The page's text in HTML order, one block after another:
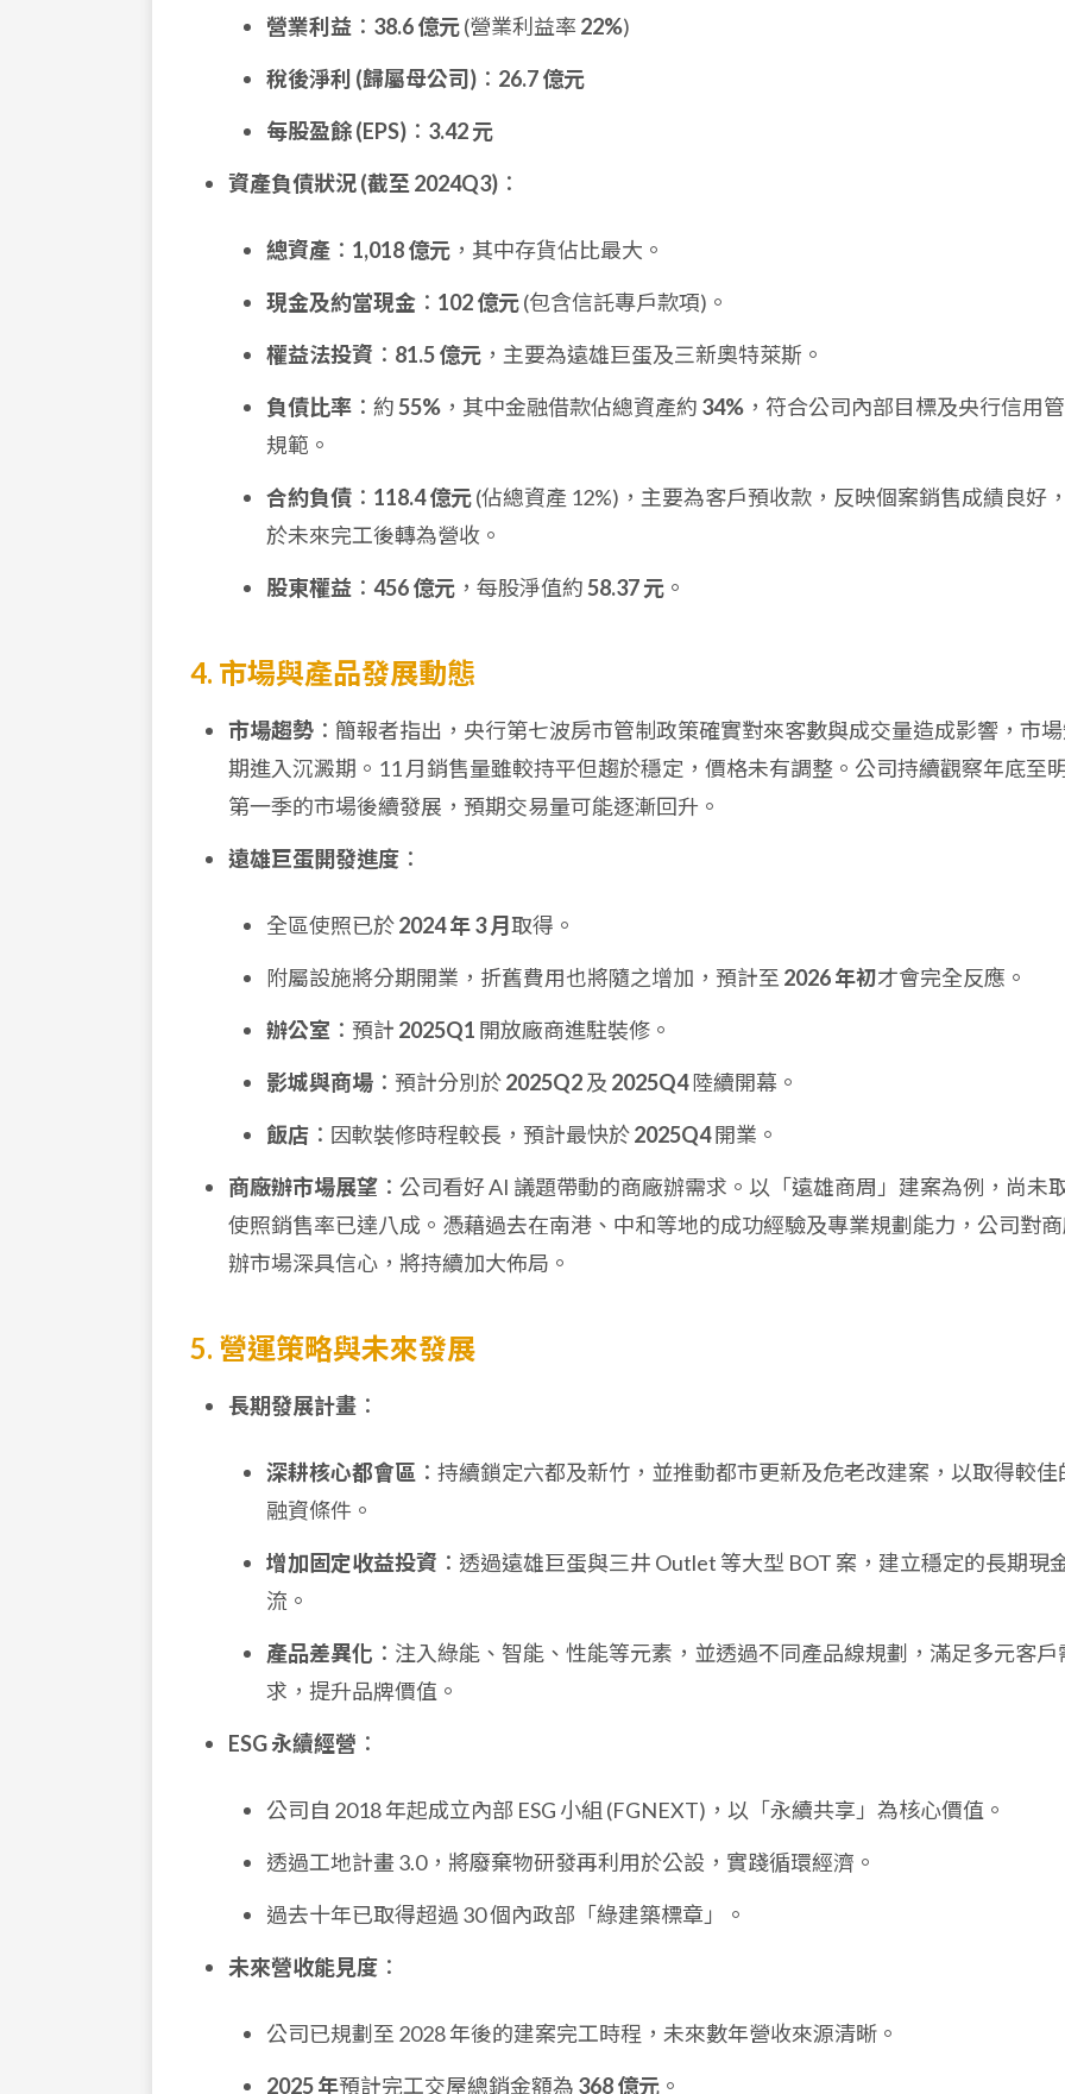
營業利益 ： 38.6 億元(營業利益率 22%)
稅後淨利 (歸屬母公司) ： 26.7 億元
每股盈餘 (EPS) ： 3.42 元
資產負債狀況 (截至 2024Q3) ：
總資產 ： 1,018 億元 ，其中存貨佔比最大。
現金及約當現金 ： 102 億元(包含信託專戶款項)。
權益法投資 ： 81.5 億元 ，主要為遠雄巨蛋及三新奧特萊斯。
負債比率 ：約55% ，其中金融借款佔總資產約 34% ，符合公司內部目標及央行信用
規範。
合約負債 ： 118.4 億元(佔總資產 12%)，主要為客戶預收款，反映個案銷售成績良好
於未來完工後轉為營收。
股東權益 ： 456 億元 ，每股淨值約58.37 元 。
4. 市場與產品發展動態
市場趨勢 ：簡報者指出，央行第七波房市管制政策確實對來客數與成交量造成影響，市
期進入沉澱期。11 月銷售量雖較持平但趨於穩定，價格未有調整。公司持續觀察年底至
第一季的市場後續發展，預期交易量可能逐漸回升。
遠雄巨蛋開發進度 ：
全區使照已於2024 年 3 月 取得。
附屬設施將分期開業，折舊費用也將隨之增加，預計至 2026 年初才會完全反應。
辦公室 ：預計 2025Q1 開放廠商進駐裝修。
影城與商場 ：預計分別於2025Q2及 2025Q4陸續開幕。
飯店 ：因軟裝修時程較長，預計最快於2025Q4開業。
商廠辦市場展望 ：公司看好 AI 議題帶動的商廠辦需求。以「遠雄商周」建案為例，尚未
使照銷售率已達八成。憑藉過去在南港、中和等地的成功經驗及專業規劃能力，公司對
辦市場深具信心，將持續加大佈局。
5. 營運策略與未來發展
長期發展計畫 ：
深耕核心都會區 ：持續鎖定六都及新竹，並推動都市更新及危老改建案，以取得較佳
融資條件。
增加固定收益投資 ：透過遠雄巨蛋與三井 Outlet 等大型 BOT 案，建立穩定的長期現
流。
產品差異化 ：注入綠能、智能、性能等元素，並透過不同產品線規劃，滿足多元客戶
求，提升品牌價值。
ESG 永續經營 ：
公司自 2018 年起成立內部 ESG 小組 (FGNEXT)，以「永續共享」為核心價值。
透過工地計畫 3.0，將廢棄物研發再利用於公設，實踐循環經濟。
過去十年已取得超過 30 個內政部「綠建築標章」。
未來營收能見度 ：
公司已規劃至 2028 年後的建案完工時程，未來數年營收來源清晰。
2025 年預計完工交屋總銷金額為 368 億元 。